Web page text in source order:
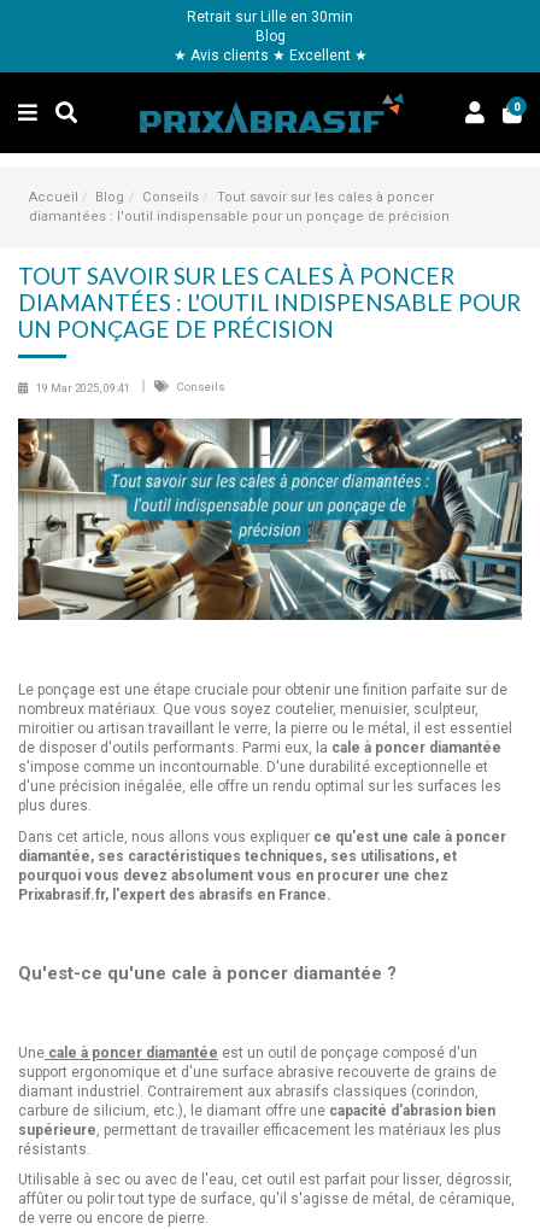
Retrait sur Lille en 30min
Blog
★ Avis clients ★ Excellent ★
0
Accueil Blog Conseils
Tout savoir sur les cales à poncer
diamantées : l'outil indispensable pour un ponçage de précision
TOUT SAVOIR SUR LES CALES À PONCER
DIAMANTÉES : L'OUTIL INDISPENSABLE POUR
UN PONÇAGE DE PRÉCISION
19 Mar 2025, 09:41 Conseils
Le ponçage est une étape cruciale pour obtenir une finition parfaite sur de
nombreux matériaux. Que vous soyez coutelier, menuisier, sculpteur,
miroitier ou artisan travaillant le verre, la pierre ou le métal, il est essentiel
de disposer d'outils performants. Parmi eux, la cale à poncer diamantée
s'impose comme un incontournable. D'une durabilité exceptionnelle et
d'une précision inégalée, elle offre un rendu optimal sur les surfaces les
plus dures.
Dans cet article, nous allons vous expliquer ce qu'est une cale à poncer
diamantée, ses caractéristiques techniques, ses utilisations, et
pourquoi vous devez absolument vous en procurer une chez
Prixabrasif.fr, l'expert des abrasifs en France.
Qu'est-ce qu'une cale à poncer diamantée ?
Une cale à poncer diamantée est un outil de ponçage composé d'un
support ergonomique et d'une surface abrasive recouverte de grains de
diamant industriel. Contrairement aux abrasifs classiques (corindon,
carbure de silicium, etc.), le diamant offre une capacité d'abrasion bien
supérieure, permettant de travailler efficacement les matériaux les plus
résistants.
Utilisable à sec ou avec de l'eau, cet outil est parfait pour lisser, dégrossir,
affûter ou polir tout type de surface, qu'il s'agisse de métal, de céramique,
de verre ou encore de pierre.